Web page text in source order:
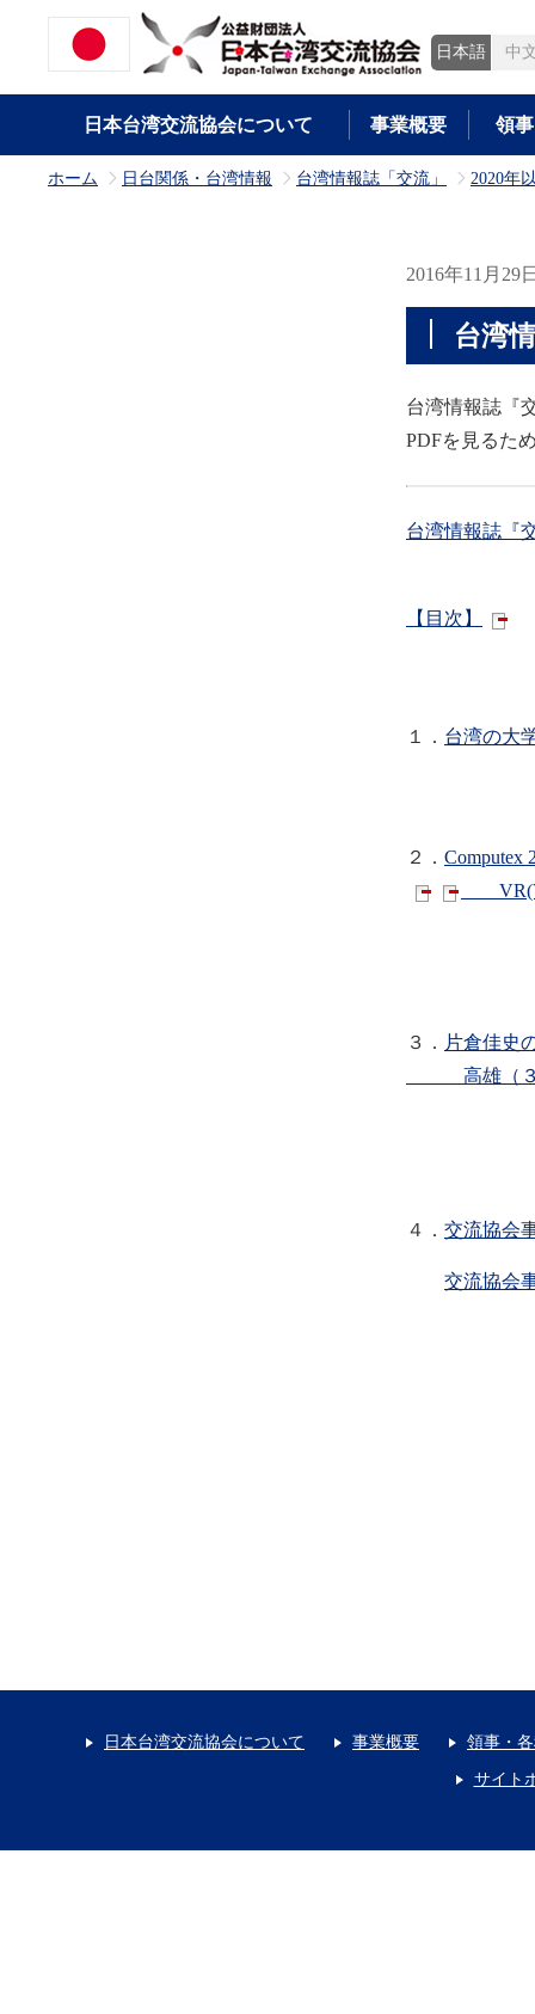
日本語 中
日本台湾交流協会について 事業概要 領
ホーム >
日台関係・台湾情報 >
台湾情報誌「交流」 >
2020年
2016年11月29
台湾
台湾情報誌『
PDFを見るた
台湾情報誌『
【目次】
１． 台湾の大
２． Computex
３． 片倉佳史
高雄（３）
４． 交流協会
交流協会
日本台湾交流協会について 事業概要 領事・
サイト